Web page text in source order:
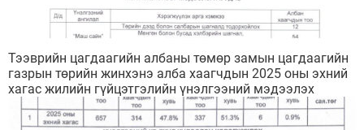
Тээврийн цагдаагийн албаны төмөр замын цагдаагийн
газрын төрийн жинхэнэ алба хаагчдын 2025 оны эхний
хагас жилийн гүйцэтгэлийн үнэлгээний мэдээлэх
хуудас